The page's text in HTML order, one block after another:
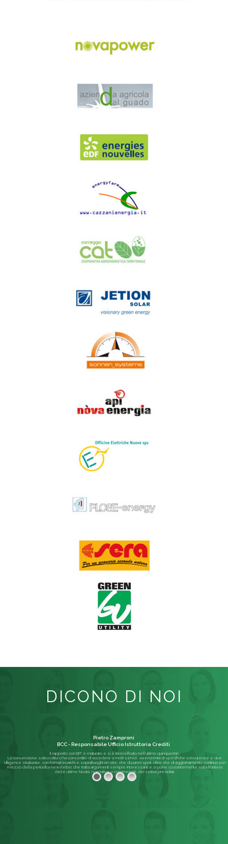
DICONO DI NOI
Il rapporto con BIT è maturato e si è intensificato nell'ultimo quinquennio.
La convenzione sottoscritta ci ha consentito di accedere a molti servizi, sia in termini di specifiche consulenze e due
diligence strutturate, con formali incarichi e sopralluoghi on-site, che di pareri spot; oltre che di aggiornamento continuo per
mezzo della periodica newsletter, che tratta argomenti sempre interessanti e si pone costantemente sulla frontiera
delle ultime Novità, normative o commerciali, dei settori presidiati.
Pietro Zamproni
BCC - Responsabile Ufficio Istruttoria Crediti
Leggi di più